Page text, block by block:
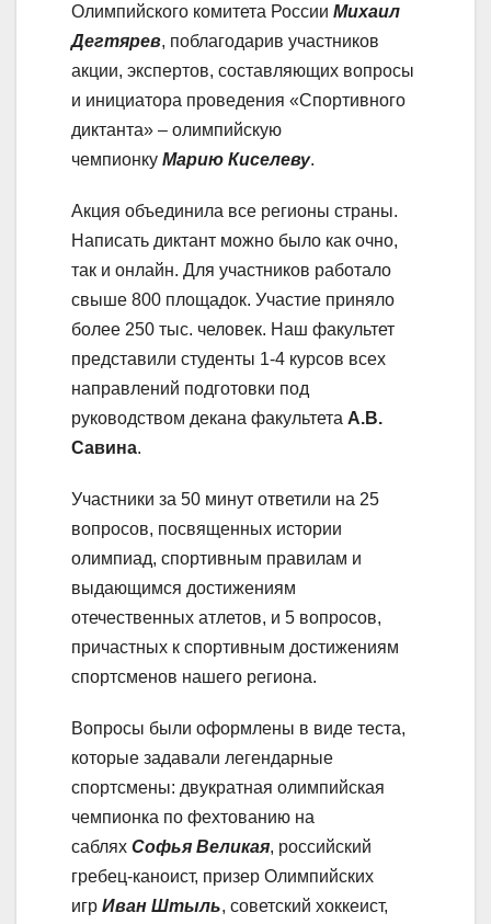
Олимпийского комитета России Михаил
Дегтярев, поблагодарив участников
акции, экспертов, составляющих вопросы
и инициатора проведения «Спортивного
диктанта» – олимпийскую
чемпионку Марию Киселеву.
Акция объединила все регионы страны.
Написать диктант можно было как очно,
так и онлайн. Для участников работало
свыше 800 площадок. Участие приняло
более 250 тыс. человек. Наш факультет
представили студенты 1-4 курсов всех
направлений подготовки под
руководством декана факультета А.В.
Савина.
Участники за 50 минут ответили на 25
вопросов, посвященных истории
олимпиад, спортивным правилам и
выдающимся достижениям
отечественных атлетов, и 5 вопросов,
причастных к спортивным достижениям
спортсменов нашего региона.
Вопросы были оформлены в виде теста,
которые задавали легендарные
спортсмены: двукратная олимпийская
чемпионка по фехтованию на
саблях Софья Великая, российский
гребец-каноист, призер Олимпийских
игр Иван Штыль, советский хоккеист,